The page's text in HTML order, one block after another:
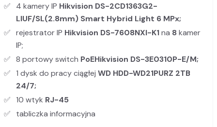
4 kamery IP Hikvision DS-2CD1363G2-
LIUF/SL(2.8mm) Smart Hybrid Light 6 MPx;
rejestrator IP Hikvision DS-7608NXI-K1na 8 kamer
IP;
8 portowy switch PoEHikvision DS-3E0310P-E/M;
1 dysk do pracy ciągłej WD HDD-WD21PURZ 2TB
24/7;
10 wtyk RJ-45
tabliczka informacyjna